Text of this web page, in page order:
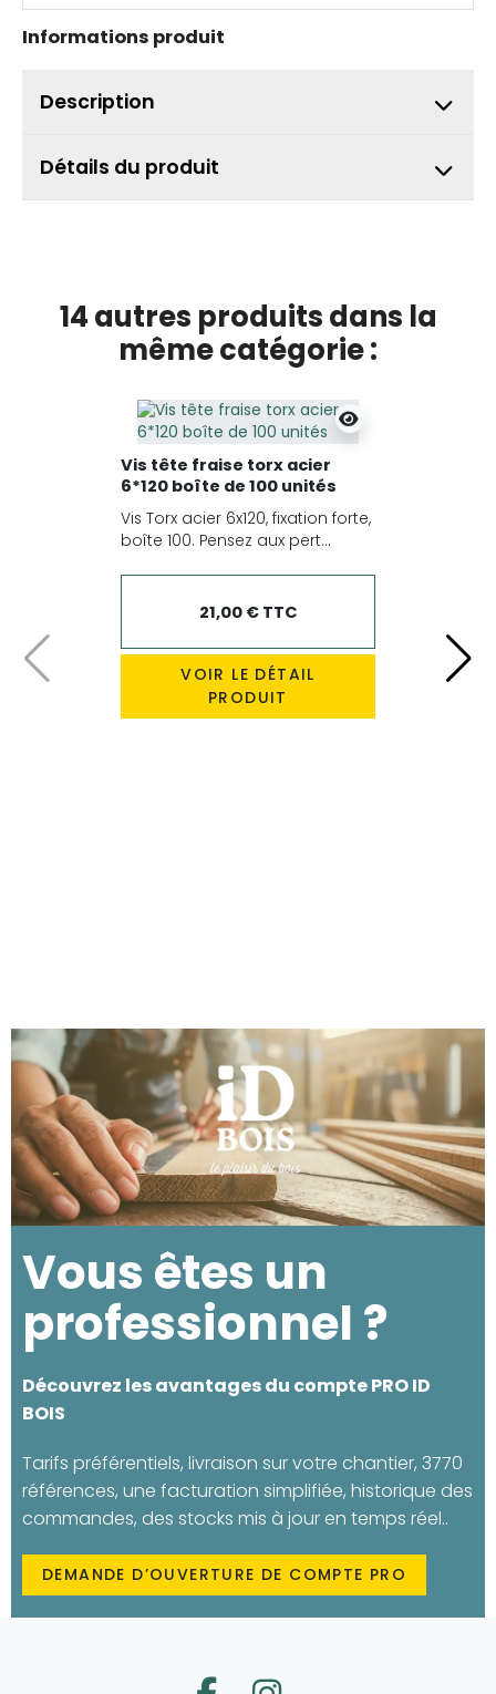
Informations produit
Description
Détails du produit
14 autres produits dans la
même catégorie :
Vis tête fraise torx acier
6*120 boîte de 100 unités
Vis Torx acier 6x120, fixation forte,
boîte 100. Pensez aux pert...
21,00 € TTC
VOIR LE DÉTAIL
PRODUIT
Précédent
Vous êtes un
professionnel ?
Découvrez les avantages du compte PRO ID
BOIS
Tarifs préférentiels, livraison sur votre chantier, 3770
références, une facturation simplifiée, historique des
commandes, des stocks mis à jour en temps réel..
DEMANDE D’OUVERTURE DE COMPTE PRO